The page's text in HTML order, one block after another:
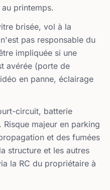
printemps.
brisée, vol à la
pas responsable du
impliquée si une
avérée (porte de
en panne, éclairage
circuit, batterie
majeur en parking
et des fumées
structure et les autres
la RC du propriétaire à